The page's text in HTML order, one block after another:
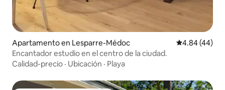
Apartamento en Lesparre-Médoc Calificación
4.84 (44)
Encantador estudio en el centro de la ciudad.
Calidad-precio · Ubicación · Playa